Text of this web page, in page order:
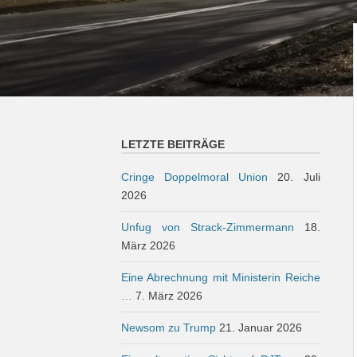
LETZTE BEITRÄGE
Cringe Doppelmoral Union
20. Juli
2026
Unfug von Strack-Zimmermann
18.
März 2026
Eine Abrechnung mit Ministerin Reiche
7. März 2026
Newsom zu Trump 21. Januar 2026